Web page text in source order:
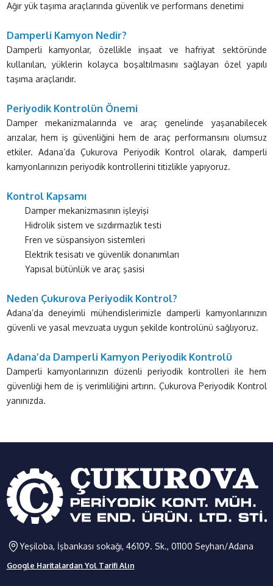
Ağır yük taşıma araçlarında güvenlik ve performans denetimi
Damperli Kamyon Nedir?
Damperli kamyonlar, özellikle inşaat ve hafriyat sektöründe
kullanılan, yüklerin kolayca boşaltılmasını sağlayan özel yapılı
taşıma araçlarıdır.
Periyodik Kontrolün Önemi
Damper mekanizmalarında ve araç genelinde yaşanabilecek
arızalar, hem iş güvenliğini hem de araç performansını olumsuz
etkiler. Adana’da Çukurova Periyodik Kontrol olarak, damperli
kamyonlarınızın periyodik kontrollerini titizlikle yapıyoruz.
Kontrol Kapsamı
Damper mekanizmasının işleyişi
Hidrolik sistem ve sızdırmazlık testi
Fren ve süspansiyon sistemleri
Elektrik tesisatı ve güvenlik donanımları
Yapısal bütünlük ve araç şasisi
Neden Çukurova Periyodik Kontrol?
Adana’da deneyimli mühendislerimizle damperli kamyonlarınızın
güvenli ve yasal mevzuata uygun şekilde kontrolünü sağlıyoruz.
Adana’da Damperli Kamyon Periyodik Kontrolü
Damperli kamyonlarınızın düzenli periyodik kontrolleri ile hem
güvenliği hem de iş verimliliğini artırın. Çukurova Periyodik Kontrol
yanınızda.
Yeşiloba, İşbankası sokağı, 46109. Sk., 01100 Seyhan/Adana
Google Haritalardan Yol Tarifi Alın